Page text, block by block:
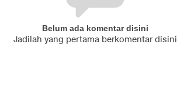
Belum ada komentar disini
Jadilah yang pertama berkomentar disini